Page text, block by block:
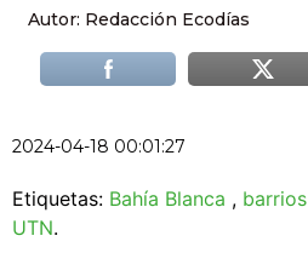
Autor: Redacción Ecodías
2024-04-18 00:01:27
Etiquetas: Bahía Blanca , barrios
UTN.